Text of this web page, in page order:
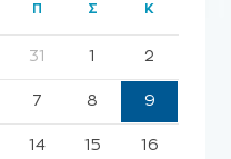
Π Σ Κ
31 1 2
7 8 9
14 15 16